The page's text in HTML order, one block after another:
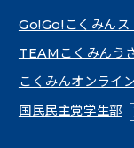
Go!Go!こくみんス
TEAMこくみんう
こくみんオンライ
国民民主党学生部